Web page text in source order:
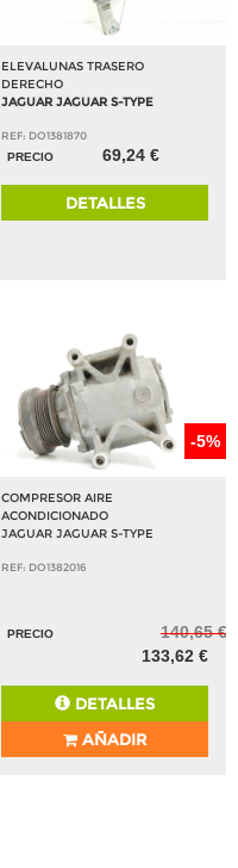
ELEVALUNAS TRASERO
DERECHO
JAGUAR JAGUAR S-TYPE
REF: DO1381870
PRECIO
69,24 €
DETALLES
-5%
COMPRESOR AIRE
ACONDICIONADO
JAGUAR JAGUAR S-TYPE
REF: DO1382016
PRECIO
140,65 €
133,62 €
DETALLES
AÑADIR